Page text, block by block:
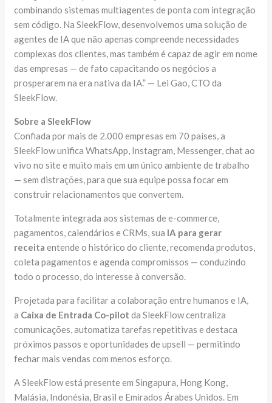
combinando sistemas multiagentes de ponta com integração
sem código. Na SleekFlow, desenvolvemos uma solução de
agentes de IA que não apenas compreende necessidades
complexas dos clientes, mas também é capaz de agir em nome
das empresas — de fato capacitando os negócios a
prosperarem na era nativa da IA.” — Lei Gao, CTO da
SleekFlow.
Sobre a SleekFlow
Confiada por mais de 2.000 empresas em 70 países, a
SleekFlow unifica WhatsApp, Instagram, Messenger, chat ao
vivo no site e muito mais em um único ambiente de trabalho
— sem distrações, para que sua equipe possa focar em
construir relacionamentos que convertem.
Totalmente integrada aos sistemas de e-commerce,
pagamentos, calendários e CRMs, sua IA para gerar
receita entende o histórico do cliente, recomenda produtos,
coleta pagamentos e agenda compromissos — conduzindo
todo o processo, do interesse à conversão.
Projetada para facilitar a colaboração entre humanos e IA,
a Caixa de Entrada Co-pilot da SleekFlow centraliza
comunicações, automatiza tarefas repetitivas e destaca
próximos passos e oportunidades de upsell — permitindo
fechar mais vendas com menos esforço.
A SleekFlow está presente em Singapura, Hong Kong,
Malásia, Indonésia, Brasil e Emirados Árabes Unidos. Em